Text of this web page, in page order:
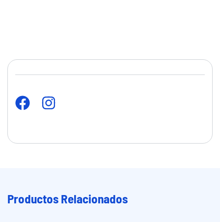
Productos Relacionados